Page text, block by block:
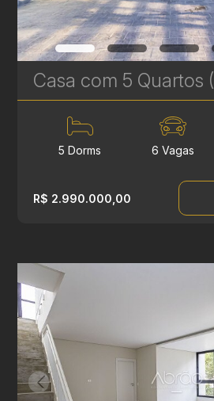
5 Dorms 6 Vagas
R$ 2.990.000,00